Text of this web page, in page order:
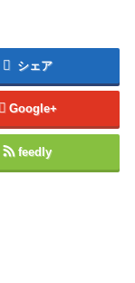
シェア
Google+
feedly